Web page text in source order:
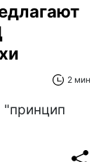
2 мин
"принцип